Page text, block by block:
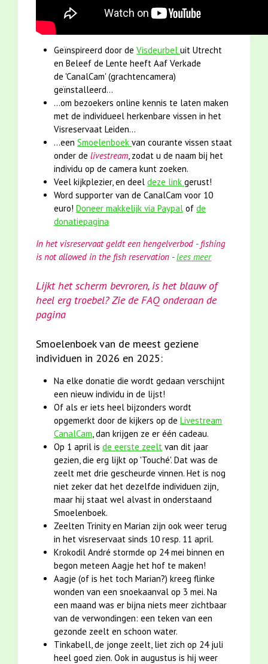
Geïnspireerd door de Visdeurbel uit Utrecht
en Beleef de Lente heeft Aaf Verkade
de 'CanalCam' (grachtencamera)
geïnstalleerd...
...om bezoekers online kennis te laten maken
met de individueel herkenbare vissen in het
Visreservaat Leiden...
...een Smoelenboek van courante vissen staat
onder de livestream, zodat u de naam bij het
individu op de camera kunt zoeken.
Veel kijkplezier, en deel deze link gerust!
Word supporter van de CanalCam voor 10
euro! Doneer makkelijk via Paypal of de
donatiepagina
In het visreservaat geldt een hengelverbod - fishing
is not allowed in the fish reservation -lees meer
Lijkt het scherm bevroren, is het blauw of
heel erg troebel? Zie de FAQ onderaan de
pagina
Smoelenboek van de meest geziene
individuen in 2026 en 2025:
Na elke donatie die wordt gedaan verschijnt
een nieuw individu in de lijst!
Of als er iets heel bijzonders wordt
opgemerkt door de kijkers op de Livestream
CanalCam, dan krijgen ze er één cadeau.
Op 1 april is de eerste zeelt van dit jaar
gezien, die erg lijkt op 'Touché'. Dat was de
zeelt met drie gescheurde vinnen. Het is nog
niet zeker dat het dezelfde individuen zijn,
maar hij staat wel alvast in onderstaand
Smoelenboek.
Zeelten Trinity en Marian zijn ook weer terug
in het visreservaat sinds 10 resp. 11 april.
Krokodil André stormde op 24 mei binnen en
begon meteen Aagje het hof te maken!
Aagje (of is het toch Marian?) kreeg flinke
wonden van een snoekaanval op 3 mei. Na
een maand was er bijna niets meer zichtbaar
van de verwondingen: een teken van een
gezonde zeelt en schoon water.
Tinkabell, de jonge zeelt, liet zich op 24 juli
heel goed zien. Ook in augustus is hij weer